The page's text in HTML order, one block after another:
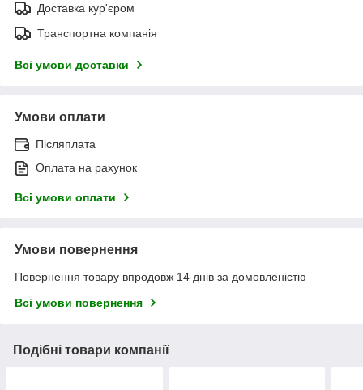
Доставка кур'єром
Транспортна компанія
Всі умови доставки
Умови оплати
Післяплата
Оплата на рахунок
Всі умови оплати
Умови повернення
Повернення товару впродовж 14 днів за домовленістю
Всі умови повернення
Подібні товари компанії